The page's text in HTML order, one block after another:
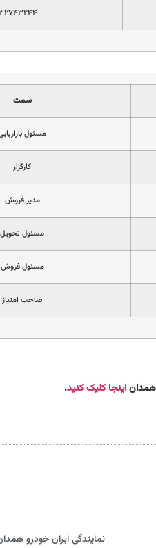
سمت
مسئول
كارگزار
مدير فروش
مسئول تحويل
مسئول فروش
صاحب امتياز
همداناینجا کلیک کنید.
نمایندگی ایران خودرو همدان